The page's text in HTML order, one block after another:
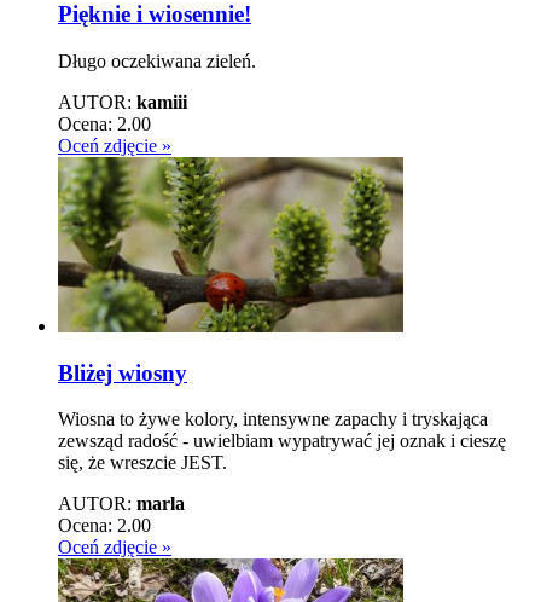
Pięknie i wiosennie!
Długo oczekiwana zieleń.
AUTOR: kamiii
Ocena: 2.00
Oceń zdjęcie »
Bliżej wiosny
Wiosna to żywe kolory, intensywne zapachy i tryskająca
zewsząd radość - uwielbiam wypatrywać jej oznak i cieszę
się, że wreszcie JEST.
AUTOR: marla
Ocena: 2.00
Oceń zdjęcie »